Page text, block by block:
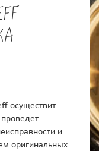
осуществит
и
оригинальных